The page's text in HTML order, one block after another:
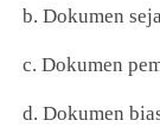
b. Dokumen
c. Dokumen
d. Dokumen